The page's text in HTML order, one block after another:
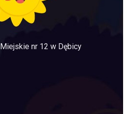
nr 12 w Dębicy